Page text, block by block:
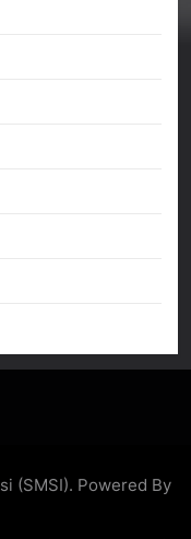
(SMSI). Powered By